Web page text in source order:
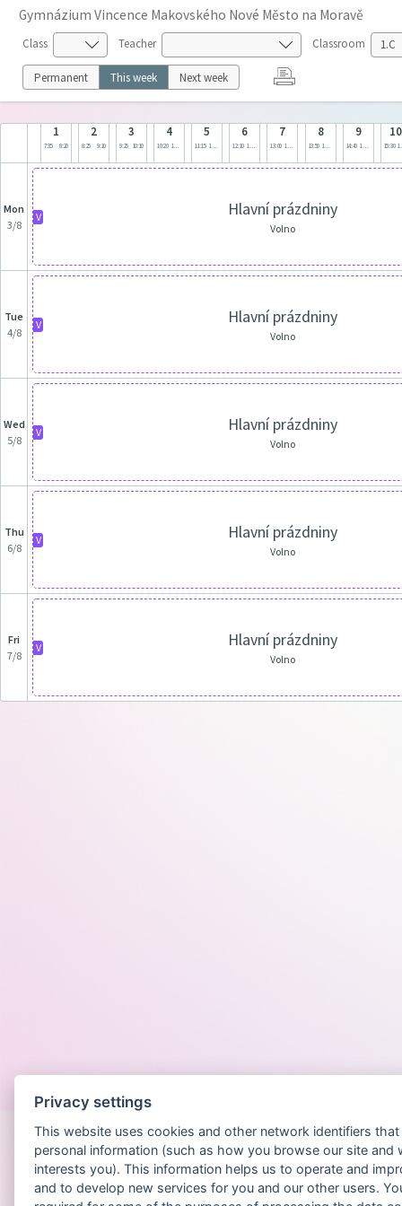
Gymnázium Vincence Makovského Nové Město na Moravě
Class Teacher Classroom
Permanent This week Next week
1
7:35 8:20
2
8:25 9:10
3
9:25 10:10
4
10:20 11:05
5
11:15 12:00
6
12:10 12:55
7
13:00 13:45
8
13:50 14:35
9
14:40 15:25
10
15:30
Mon
3/8
V Hlavní prázdniny
Volno
Tue
4/8
V Hlavní prázdniny
Volno
Wed
5/8
V Hlavní prázdniny
Volno
Thu
6/8
V Hlavní prázdniny
Volno
Fri
7/8
V Hlavní prázdniny
Volno
Privacy settings
This website uses cookies and other network identifiers
personal information (such as how you browse our site and
interests you). This information helps us to operate and
and to develop new services for you and our other users.